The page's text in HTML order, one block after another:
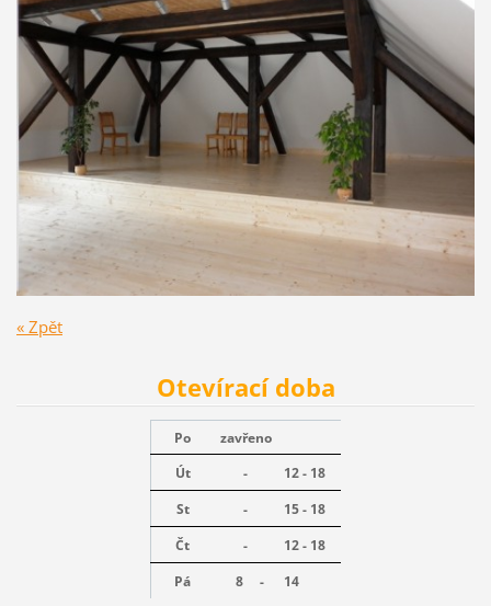
« Zpět
Otevírací doba
Po
zavřeno
Út
-
12 - 18
St
-
15 - 18
Čt
-
12 - 18
Pá
8 - 14